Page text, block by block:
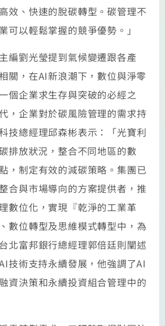
效、快速的脫碳轉型。碳管理不
可以輕鬆掌握的競爭優勢。」
劉光瑩提到氣候變遷跟各產
關，在AI新浪潮下，數位與淨零
個企業求生存與突破的必經之
，企業對於碳風險管理的需求持
技總經理邱森彬表示：「光寶利
排放狀況，整合不同地區的數
，制定有效的減碳策略。集團已
合與市場導向的方案提供者，推
數位化，實現『乾淨的工業革
數位轉型及思維模式轉型中，為
北富邦銀行總經理郭倍廷則闡述
技術支持永續發展，他強調了AI
資決策和永續投資組合管理中的